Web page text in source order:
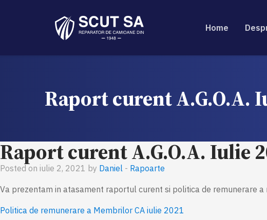
Home
Raport curent A.G.O.A.
Raport curent A.G.O.A. Iulie
Posted on iulie 2, 2021 by Daniel - Rapoarte
Va prezentam in atasament raportul curent si politica de remunerare a
Politica de remunerare a Membrilor CA iulie 2021